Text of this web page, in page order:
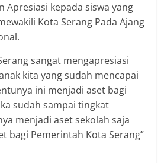
Apresiasi kepada siswa yang
Kota Serang Pada Ajang
sangat mengapresiasi
kita yang sudah mencapai
ini menjadi aset bagi
sudah sampai tingkat
menjadi aset sekolah saja
bagi Pemerintah Kota Serang”